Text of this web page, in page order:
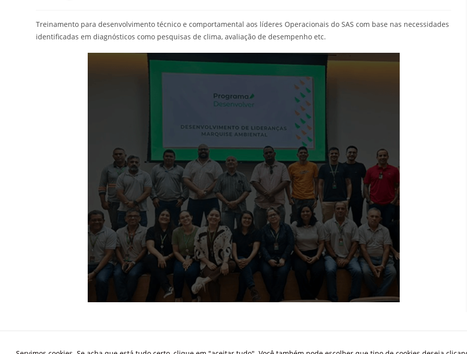
Treinamento para desenvolvimento técnico e comportamental aos líderes Operacionais do SAS com base nas necessidades
identificadas em diagnósticos como pesquisas de clima, avaliação de desempenho etc.